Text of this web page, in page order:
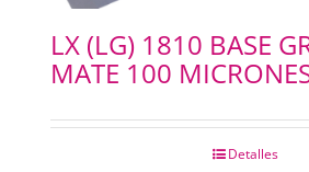
LX (LG) 1810 BASE
MATE 100
Detalles